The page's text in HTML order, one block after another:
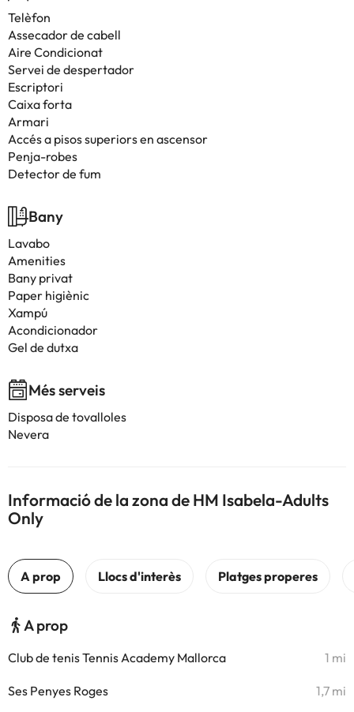
Telèfon
Assecador de cabell
Aire Condicionat
Servei de despertador
Escriptori
Caixa forta
Armari
Accés a pisos superiors en ascensor
Penja-robes
Detector de fum
Bany
Lavabo
Amenities
Bany privat
Paper higiènic
Xampú
Acondicionador
Gel de dutxa
Més serveis
Disposa de tovalloles
Nevera
Informació de la zona de HM Isabela-Adults
Only
A prop
Club de tenis Tennis Academy Mallorca 1 mi
Ses Penyes Roges 1,7 mi